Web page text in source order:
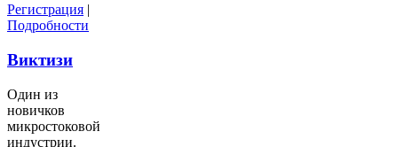
Регистрация |
Подробности
Виктизи
Один из
новичков
микростоковой
индустрии.